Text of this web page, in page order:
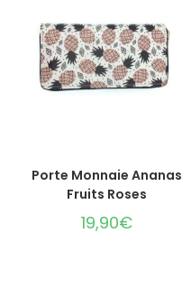
AJOUTER AU PANIER
Porte Monnaie Ananas
Fruits Roses
19,90€